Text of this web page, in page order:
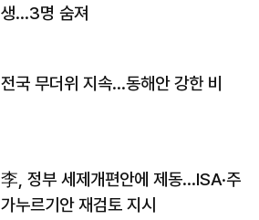
생…3명 숨져
전국 무더위 지속…동해안 강한 비
李, 정부 세제개편안에 제동…ISA·주
가누르기안 재검토 지시